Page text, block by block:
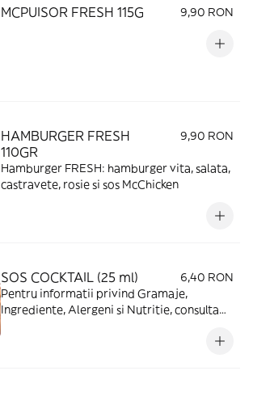
MCPUISOR FRESH 115G 9,90 RON
HAMBURGER FRESH
110GR
9,90 RON
Hamburger FRESH: hamburger vita, salata,
castravete, rosie si sos McChicken
SOS COCKTAIL (25 ml)
6,40 RON
Pentru informatii privind Gramaje,
Ingrediente, Alergeni si Nutritie, consulta